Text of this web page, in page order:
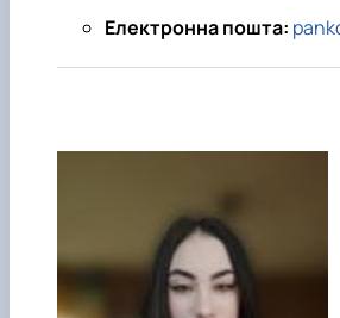
Електронна пошта: